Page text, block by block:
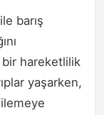
barış
bir hareketlilik
yaşarken,